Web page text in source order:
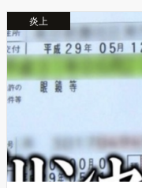
o
o
k
炎上